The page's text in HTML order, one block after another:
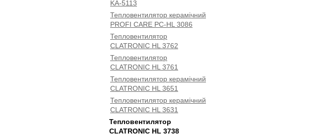
KA-5113
Тепловентилятор керамічний
PROFI CARE PC-HL 3086
Тепловентилятор
CLATRONIC HL 3762
Тепловентилятор
CLATRONIC HL 3761
Тепловентилятор керамічний
CLATRONIC HL 3651
Тепловентилятор керамічний
CLATRONIC HL 3631
Тепловентилятор
CLATRONIC HL 3738